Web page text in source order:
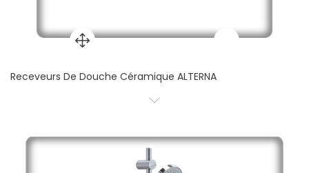
Receveurs De Douche Céramique ALTERNA